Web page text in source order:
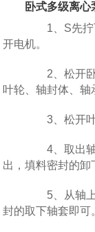
卧式多级离心
1、S先拧
开电机。
2、松开卧
叶轮、轴封体、轴
3、松开叶
4、取出轴
出，填料密封的卸
5、从轴上
封的取下轴套即可